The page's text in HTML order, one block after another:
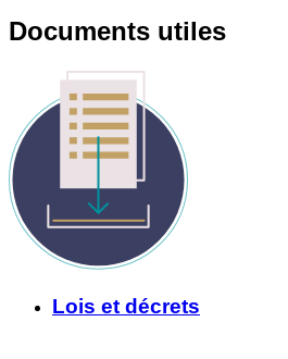
Documents utiles
Lois et décrets